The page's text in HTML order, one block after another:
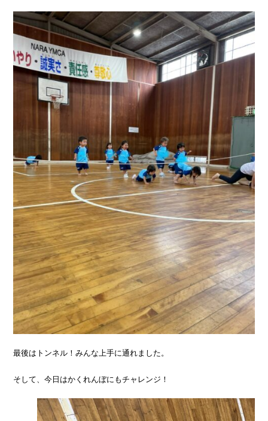
最後はトンネル！みんな上手に通れました。
そして、今日はかくれんぼにもチャレンジ！